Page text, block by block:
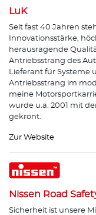
LuK
Seit fast 40 Jahren
Innovationsstärke,
herausragende
Antriebsstrang des
Lieferant für
Antriebsstrang im
meine
wurde u.a. 2001 mit
gekrönt.
Zur Website
Nissen Road
Sicherheit ist unsere